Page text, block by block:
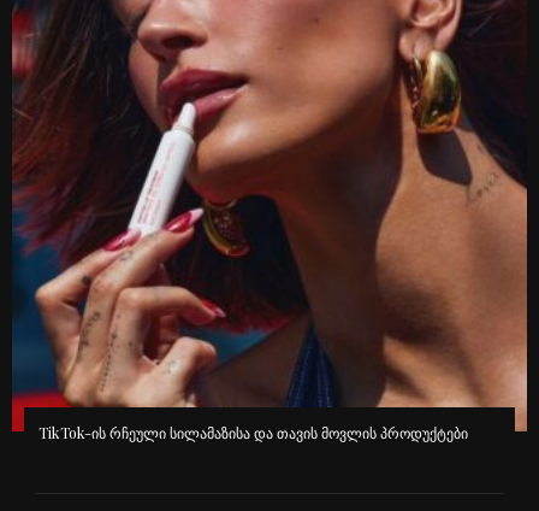
გავრცელებული ინფორმაციით, კინოეკრანებზე “ეშმაკს აცვია
პრადას” მეორე ნაწილი გამოვა